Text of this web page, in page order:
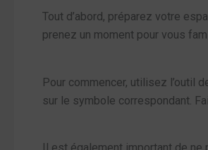
Tout d’abord, préparez votre
prenez un moment pour vous
Pour commencer, utilisez l’outil
sur le symbole correspondant.